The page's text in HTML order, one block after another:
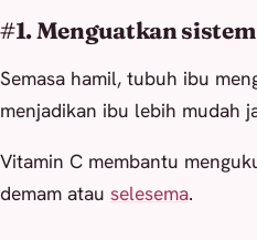
#1. Menguatkan
Semasa hamil, tubuh ibu
menjadikan ibu lebih mudah
Vitamin C membantu
demam atau selesema.